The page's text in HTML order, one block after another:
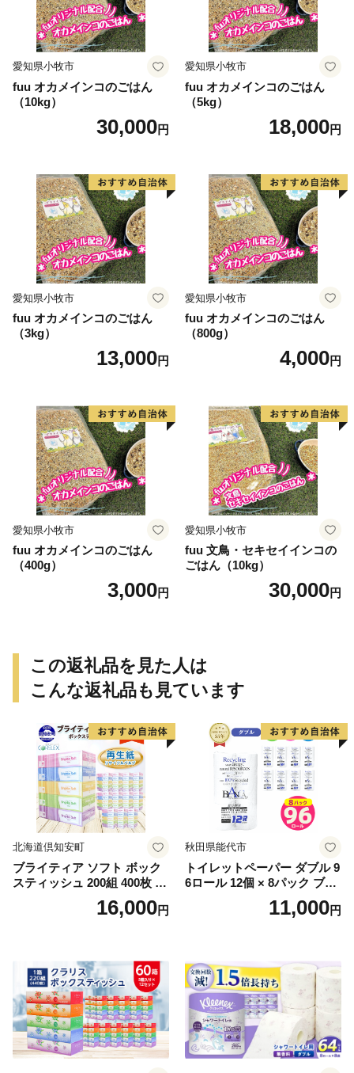
愛知県小牧市
fuu オカメインコのごはん
（10kg）
30,000円
愛知県小牧市
fuu オカメインコのごはん
（5kg）
18,000円
愛知県小牧市
fuu オカメインコのごはん
（3kg）
13,000円
愛知県小牧市
fuu オカメインコのごはん
（800g）
4,000円
愛知県小牧市
fuu オカメインコのごはん
（400g）
3,000円
愛知県小牧市
fuu 文鳥・セキセイインコの
ごはん（10kg）
30,000円
この返礼品を見た人は
こんな返礼品も見ています
北海道倶知安町
ブライティア ソフト ボック
スティッシュ 200組 400枚 60
箱 日本製 まとめ買い ティッ
シュ リサイクル 長持 防災 常
倶知安町 日用品
16,000円
秋田県能代市
トイレットペーパー ダブル 9
6ロール 12個 × 8パック ブラ
ンカ 再生紙 100％ 芯あり 日
用品 消耗品 無香料 生活用品
11,000円